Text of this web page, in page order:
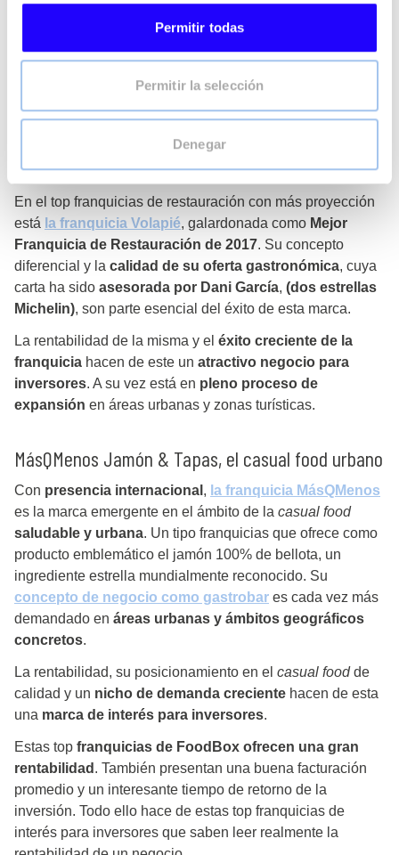
Permitir todas
Permitir la selección
Denegar
y smoothies, entre otros puntos clave, han hecho crecer
panaderíasen ventas y rentabilidad y forma parte del top
franquicias de su nicho.
Gastrotaberna andaluza Volapié, Mejor Franquicia
de restauración 2017
En el top franquicias de restauración con más proyección
está la franquicia Volapié, galardonada como Mejor
Franquicia de Restauración de 2017. Su concepto
diferencial y la calidad de su oferta gastronómica, cuya
carta ha sido asesorada por Dani García, (dos estrellas
Michelin), son parte esencial del éxito de esta marca.
La rentabilidad de la misma y el éxito creciente de la
franquicia hacen de este un atractivo negocio para
inversores. A su vez está en pleno proceso de
expansión en áreas urbanas y zonas turísticas.
MásQMenos Jamón & Tapas, el casual food urbano
Con presencia internacional , la franquicia MásQMenos
es la marca emergente en el ámbito de la casual food
saludable y urbana. Un tipo franquicias que ofrece como
producto emblemático el jamón 100% de bellota, un
ingrediente estrella mundialmente reconocido. Su
concepto de negocio como gastrobar es cada vez más
demandado en áreas urbanas y ámbitos geográficos
concretos.
La rentabilidad, su posicionamiento en el casual foodde
calidad y un nicho de demanda creciente hacen de esta
una marca de interés para inversores.
Estas top franquicias de FoodBox ofrecen una gran
rentabilidad . También presentan una buena facturación
promedio y un interesante tiempo de retorno de la
inversión. Todo ello hace de estas top franquicias de
interés para inversores que saben leer realmente la